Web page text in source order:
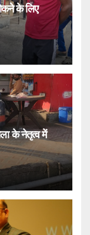
के लिए
के नेतृत्व में